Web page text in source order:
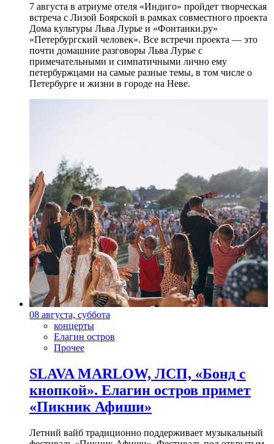
7 августа в атриуме отеля «Индиго» пройдет творческая
встреча с Лизой Боярской в рамках совместного проекта
Дома культуры Льва Лурье и «Фонтанки.ру»
«Петербургский человек». Все встречи проекта — это
почти домашние разговоры Льва Лурье с
примечательными и симпатичными лично ему
петербуржцами на самые разные темы, в том числе о
Петербурге и жизни в городе на Неве.
08 августа, суббота
концерты
Елагин остров
Прочее
SLAVA MARLOW, ЛСП, «Бонд с
кнопкой». Елагин остров примет
«Пикник Афиши»
Летний вайб традиционно поддерживает музыкальный